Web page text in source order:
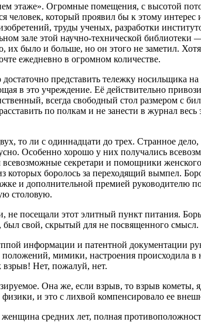
этаже». Огромные помещения, с высотой
который проявил бы к этому интерес
труды ученых, разработки
зале этой научно-технической
было и больше, но он этого не заметил.
ежедневно в огромном количестве.
представить тележку носильщика
в это учреждение. Её действительно
всегда свободный стол размером с
по полкам и не занести в журнал весь
то ли с одиннадцати до трех. Странное
Особенно хорошо у них получались
секретари и помощники
боролось за переходящий вымпел.
и дополнительной премией
столовую.
посещали этот элитный пункт питания.
был свой, скрытый для не посвященного смысл.
информации и патентной документации
мимики, настроения происходила в
взрыв! Нет, пожалуй, нет.
Она же, если взрыв, то взрыв
и это с лихвой компенсировало ее
средних лет, полная